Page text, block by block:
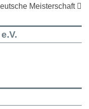
Meisterschaft